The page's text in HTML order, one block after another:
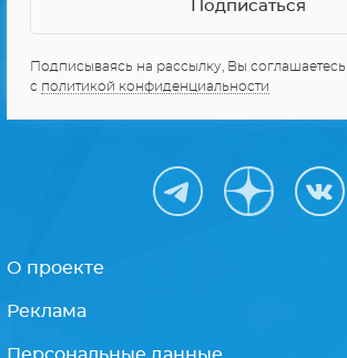
Подписываясь на рассылку, Вы соглашаетесь
с политикой конфиденциальности
О проекте
Реклама